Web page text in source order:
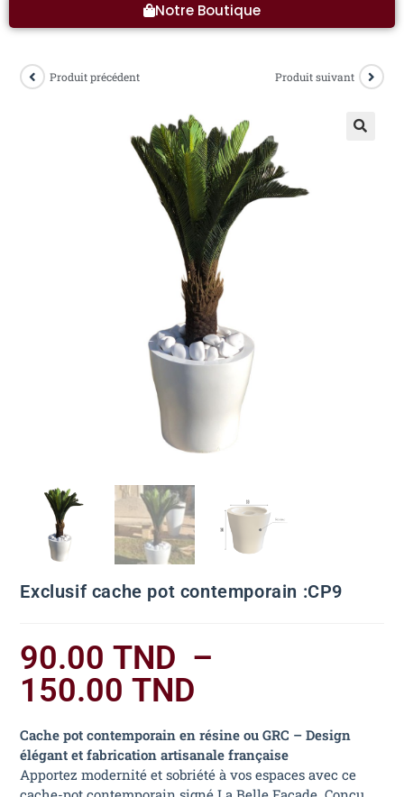
Notre Boutique
Produit précédent Produit suivant
Exclusif cache pot contemporain :CP9
90.00TND –
150.00TND
Cache pot contemporain en résine ou GRC – Design
élégant et fabrication artisanale française
Apportez modernité et sobriété à vos espaces avec ce